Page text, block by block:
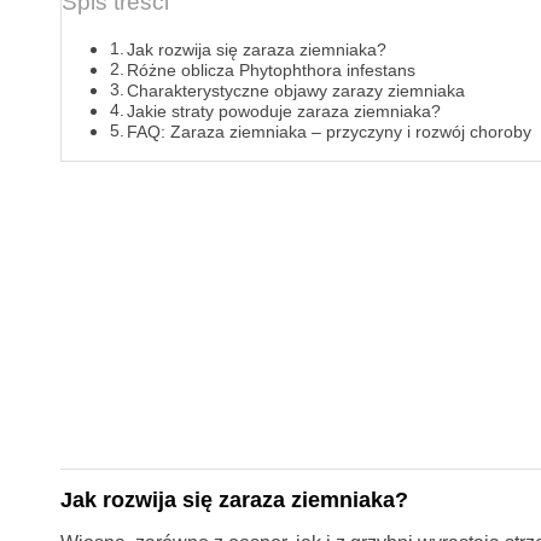
Jak rozwija się zaraza ziemniaka?
Różne oblicza Phytophthora infestans
Charakterystyczne objawy zarazy ziemniaka
Jakie straty powoduje zaraza ziemniaka?
FAQ: Zaraza ziemniaka – przyczyny i rozwój choroby
Jak rozwija się zaraza ziemniaka?